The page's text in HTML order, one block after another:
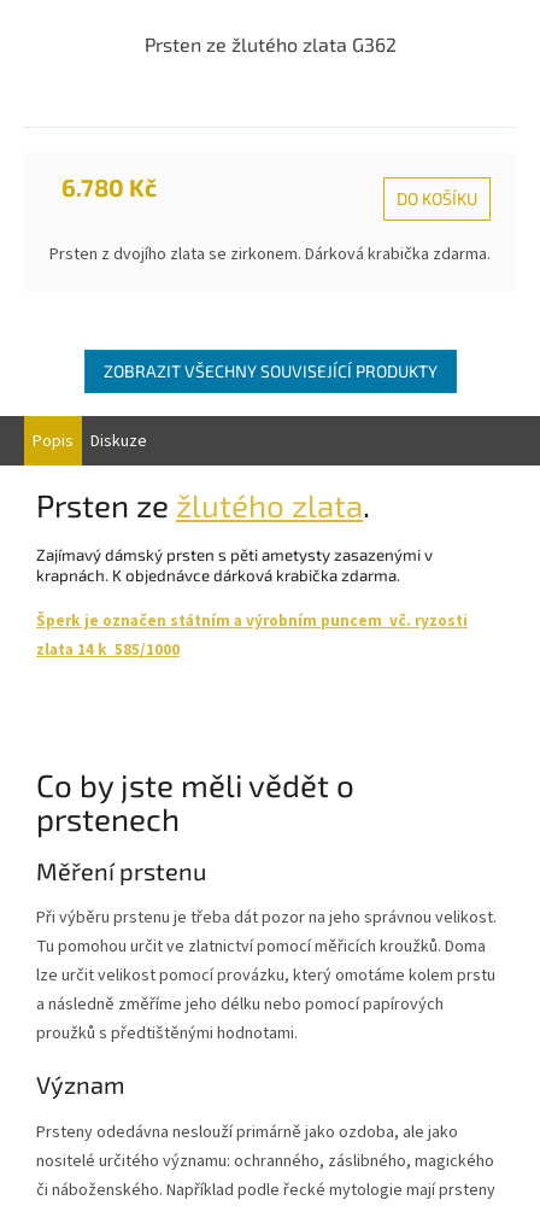
Prsten ze žlutého zlata G362
6.780 Kč DO KOŠÍKU
Prsten z dvojího zlata se zirkonem. Dárková krabička zdarma.
ZOBRAZIT VŠECHNY SOUVISEJÍCÍ PRODUKTY
Popis Diskuze
Prsten ze žlutého zlata.
Zajímavý dámský prsten s pěti ametysty zasazenými v
krapnách. K objednávce dárková krabička zdarma.
Šperk je označen státním a výrobním puncem vč. ryzosti
zlata 14 k 585/1000
Co by jste měli vědět o
prstenech
Měření prstenu
Při výběru prstenu je třeba dát pozor na jeho správnou velikost.
Tu pomohou určit ve zlatnictví pomocí měřicích kroužků. Doma
lze určit velikost pomocí provázku, který omotáme kolem prstu
a následně změříme jeho délku nebo pomocí papírových
proužků s předtištěnými hodnotami.
Význam
Prsteny odedávna neslouží primárně jako ozdoba, ale jako
nositelé určitého významu: ochranného, záslibného, magického
či náboženského. Například podle řecké mytologie mají prsteny